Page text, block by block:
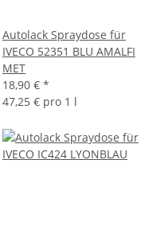
Autolack Spraydose für
IVECO 52351 BLU AMALFI
MET
18,90 € *
47,25 € pro 1 l